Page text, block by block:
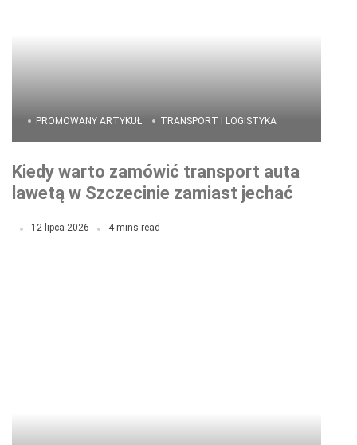
PROMOWANY ARTYKUŁ TRANSPORT I LOGISTYKA
Kiedy warto zamówić transport auta
lawetą w Szczecinie zamiast jechać
12 lipca 2026 4 mins read